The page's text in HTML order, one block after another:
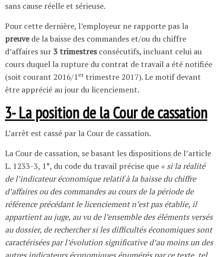
sans cause réelle et sérieuse.
Pour cette dernière, l’employeur ne rapporte pas la
preuvede la baisse des commandes et/ou du chiffre
d’affaires sur3 trimestresconsécutifs, incluant celui au
cours duquel la rupture du contrat de travail a été notifiée
(soit courant 2016/1 ertrimestre 2017). Le motif devant
être apprécié au jour du licenciement.
3- La position de la Cour de cassation
L’arrêt est cassé par la Cour de cassation.
La Cour de cassation, se basant les dispositions de l’article
L. 1233-3, 1°, du code du travail précise que « si la réalité
de l’indicateur économique relatif à la baisse du chiffre
d’affaires ou des commandes au cours de la période de
référence précédant le licenciement n’est pas établie, il
appartient au juge, au vu de l’ensemble des éléments versés
au dossier, de rechercher si les difficultés économiques sont
caractérisées par l’évolution significative d’au moins un des